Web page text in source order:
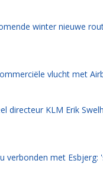
winter nieuwe
vlucht met
directeur KLM Erik
verbonden met Esbjerg: